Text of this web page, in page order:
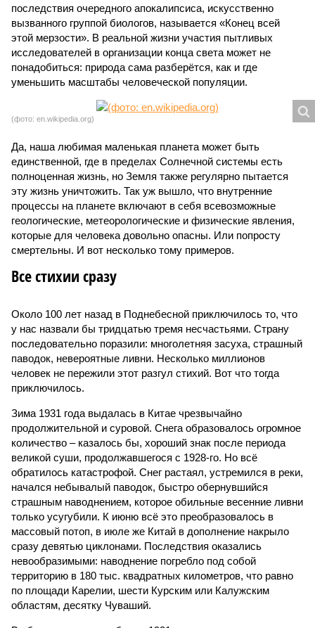
последствия очередного апокалипсиса, искусственно
вызванного группой биологов, называется «Конец всей
этой мерзости». В реальной жизни участия пытливых
исследователей в организации конца света может не
понадобиться: природа сама разберётся, как и где
уменьшить масштабы человеческой популяции.
(фото: en.wikipedia.org)
Да, наша любимая маленькая планета может быть
единственной, где в пределах Солнечной системы есть
полноценная жизнь, но Земля также регулярно пытается
эту жизнь уничтожить. Так уж вышло, что внутренние
процессы на планете включают в себя всевозможные
геологические, метеорологические и физические явления,
которые для человека довольно опасны. Или попросту
смертельны. И вот несколько тому примеров.
Все стихии сразу
Около 100 лет назад в Поднебесной приключилось то, что
у нас назвали бы тридцатью тремя несчастьями. Страну
последовательно поразили: многолетняя засуха, страшный
паводок, невероятные ливни. Несколько миллионов
человек не пережили этот разгул стихий. Вот что тогда
приключилось.
Зима 1931 года выдалась в Китае чрезвычайно
продолжительной и суровой. Снега образовалось огромное
количество – казалось бы, хороший знак после периода
великой суши, продолжавшегося с 1928-го. Но всё
обратилось катастрофой. Снег растаял, устремился в реки,
начался небывалый паводок, быстро обернувшийся
страшным наводнением, которое обильные весенние ливни
только усугубили. К июню всё это преобразовалось в
массовый потоп, в июле же Китай в дополнение накрыло
сразу девятью циклонами. Последствия оказались
невообразимыми: наводнение погребло под собой
территорию в 180 тыс. квадратных километров, что равно
по площади Карелии, шести Курским или Калужским
областям, десятку Чуваший.